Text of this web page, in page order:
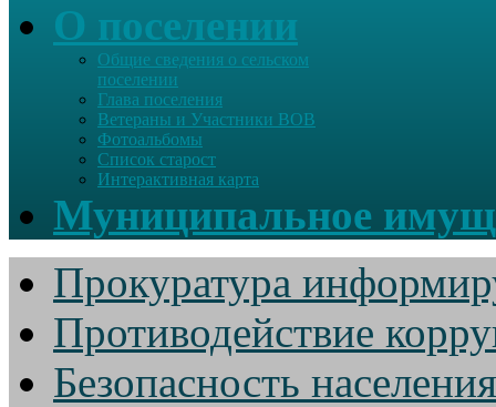
О поселении
Общие сведения о сельском
поселении
Глава поселения
Ветераны и Участники ВОВ
Фотоальбомы
Список старост
Интерактивная карта
Муниципальное
Прокуратура
Противодействие
Безопасность населения